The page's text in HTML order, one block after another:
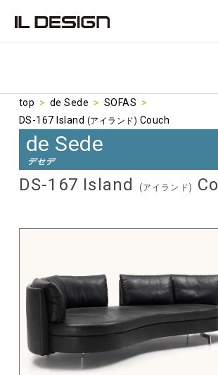
top > de Sede > SOFAS >
DS-167 Island (アイランド) Couch
de Sede
デセデ
DS-167 Island (アイランド)